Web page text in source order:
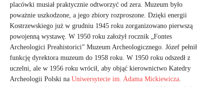
placówki musiał praktycznie odtworzyć od zera. Muzeum było
poważnie uszkodzone, a jego zbiory rozproszone. Dzięki energii
Kostrzewskiego już w grudniu 1945 roku zorganizowano pierwszą
powojenną wystawę. W 1950 roku założył rocznik „Fontes
Archeologici Preahistorici” Muzeum Archeologicznego. Józef pełnił
funkcję dyrektora muzeum do 1958 roku. W 1950 roku odszedł z
uczelni, ale w 1956 roku wrócił, aby objąć kierownictwo Katedry
Archeologii Polski na Uniwersytecie im. Adama Mickiewicza.